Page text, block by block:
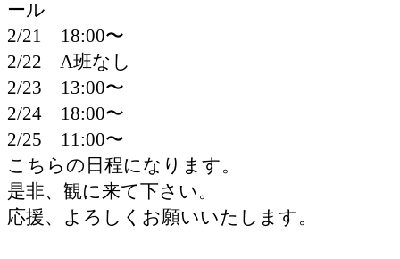
ール
2/21 18:00〜
2/22 A班なし
2/23 13:00〜
2/24 18:00〜
2/25 11:00〜
こちらの日程になります。
是非、観に来て下さい。
応援、よろしくお願いいたします。